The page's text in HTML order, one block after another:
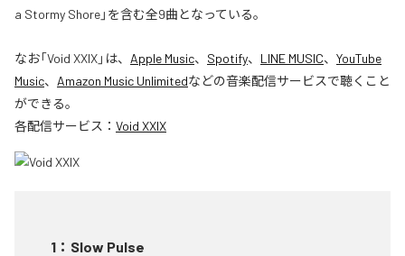
a Stormy Shore」を含む全9曲となっている。
なお「Void XXIX」は、 Apple Music、 Spotify、 LINE MUSIC、 YouTube
Music、 Amazon Music Unlimitedなどの音楽配信サービスで聴くこと
ができる。
各配信サービス： Void XXIX
1 ： Slow Pulse